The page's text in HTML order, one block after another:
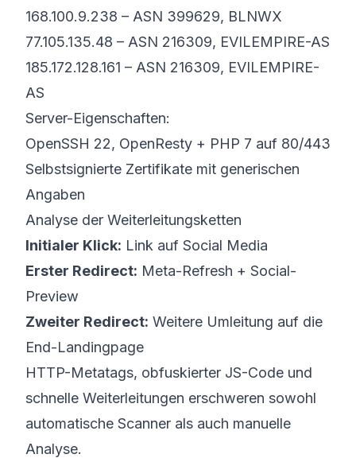
168.100.9.238 – ASN 399629, BLNWX
77.105.135.48 – ASN 216309, EVILEMPIRE-AS
185.172.128.161 – ASN 216309, EVILEMPIRE-
AS
Server-Eigenschaften:
OpenSSH 22, OpenResty + PHP 7 auf 80/443
Selbstsignierte Zertifikate mit generischen
Angaben
Analyse der Weiterleitungs­ketten
Initialer Klick: Link auf Social Media
Erster Redirect: Meta-Refresh + Social-
Preview
Zweiter Redirect: Weitere Umleitung auf die
End-Landingpage
HTTP-Metatags, obfuskierter JS-Code und
schnelle Weiterleitungen erschweren sowohl
automatische Scanner als auch manuelle
Analyse.